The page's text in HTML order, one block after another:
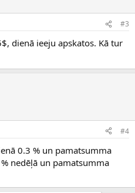
#3
dienā ieeju apskatos. Kā tur
#4
0.3 % un pamatsumma
nedēļā un pamatsumma